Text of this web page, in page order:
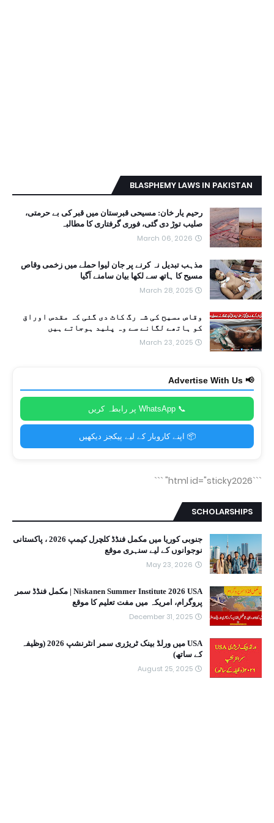
BLASPHEMY LAWS IN PAKISTAN
رحیم یار خان: مسیحی قبرستان میں قبر کی بے حرمتی،
صلیب توڑ دی گئی، فوری گرفتاری کا مطالبہ
March 06, 2026
مذہب تبدیل نہ کرنے پر جان لیوا حملے میں زخمی وقاص
مسیح کا ہاتھ سے لکھا بیان سامنے آگیا
March 28, 2025
وقاص مسیح کی شہ رگ کاٹ دی گئی کہ مقدس اوراق
کو ہاتھے لگانے سے وہ پلید ہوجاتے ہیں
March 23, 2025
📢 Advertise With Us
📞 WhatsApp پر رابطہ کریں
📦 اپنے کاروبار کے لیے پیکجز دیکھیں
```html id="sticky2026"
```
SCHOLARSHIPS
جنوبی کوریا میں مکمل فنڈڈ کلچرل کیمپ 2026 ، پاکستانی
نوجوانوں کے لیے سنہری موقع
May 23, 2026
Niskanen Summer Institute 2026 USA | مکمل فنڈڈ سمر
پروگرام، امریکہ میں مفت تعلیم کا موقع
December 31, 2025
USA میں ورلڈ بینک ٹریژری سمر انٹرنشپ 2026 (وظیفہ
کے ساتھ)
August 25, 2025